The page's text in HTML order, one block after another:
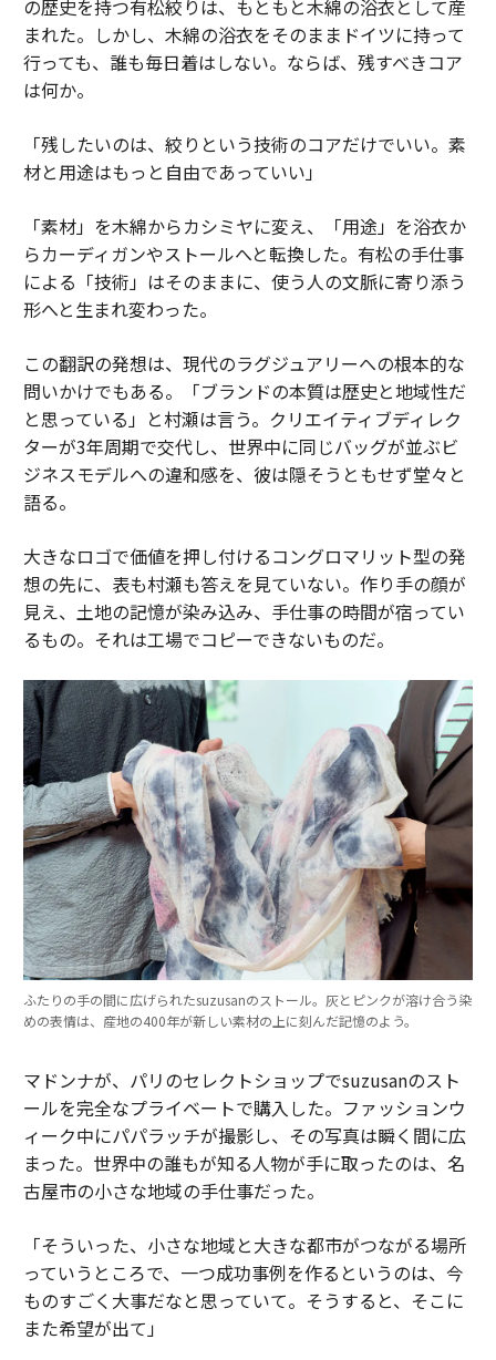
の歴史を持つ有松絞りは、もともと木綿の浴衣として産
まれた。しかし、木綿の浴衣をそのままドイツに持って
行っても、誰も毎日着はしない。ならば、残すべきコア
は何か。
「残したいのは、絞りという技術のコアだけでいい。素
材と用途はもっと自由であっていい」
「素材」を木綿からカシミヤに変え、「用途」を浴衣か
らカーディガンやストールへと転換した。有松の手仕事
による「技術」はそのままに、使う人の文脈に寄り添う
形へと生まれ変わった。
この翻訳の発想は、現代のラグジュアリーへの根本的な
問いかけでもある。「ブランドの本質は歴史と地域性だ
と思っている」と村瀬は言う。クリエイティブディレク
ターが3年周期で交代し、世界中に同じバッグが並ぶビ
ジネスモデルへの違和感を、彼は隠そうともせず堂々と
語る。
大きなロゴで価値を押し付けるコングロマリット型の発
想の先に、表も村瀬も答えを見ていない。作り手の顔が
見え、土地の記憶が染み込み、手仕事の時間が宿ってい
るもの。それは工場でコピーできないものだ。
ふたりの手の間に広げられたsuzusanのストール。灰とピンクが溶け合う染
めの表情は、産地の400年が新しい素材の上に刻んだ記憶のよう。
マドンナが、パリのセレクトショップでsuzusanのスト
ールを完全なプライベートで購入した。ファッションウ
ィーク中にパパラッチが撮影し、その写真は瞬く間に広
まった。世界中の誰もが知る人物が手に取ったのは、名
古屋市の小さな地域の手仕事だった。
「そういった、小さな地域と大きな都市がつながる場所
っていうところで、一つ成功事例を作るというのは、今
ものすごく大事だなと思っていて。そうすると、そこに
また希望が出て」